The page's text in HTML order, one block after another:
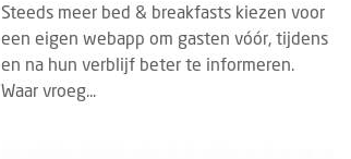
Steeds meer bed & breakfasts kiezen voor
een eigen webapp om gasten vóór, tijdens
en na hun verblijf beter te informeren.
Waar vroeg...